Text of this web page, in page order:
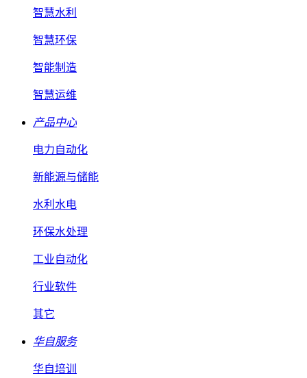
智慧水利
智慧环保
智能制造
智慧运维
产品中心
电力自动化
新能源与储能
水利水电
环保水处理
工业自动化
行业软件
其它
华自服务
华自培训